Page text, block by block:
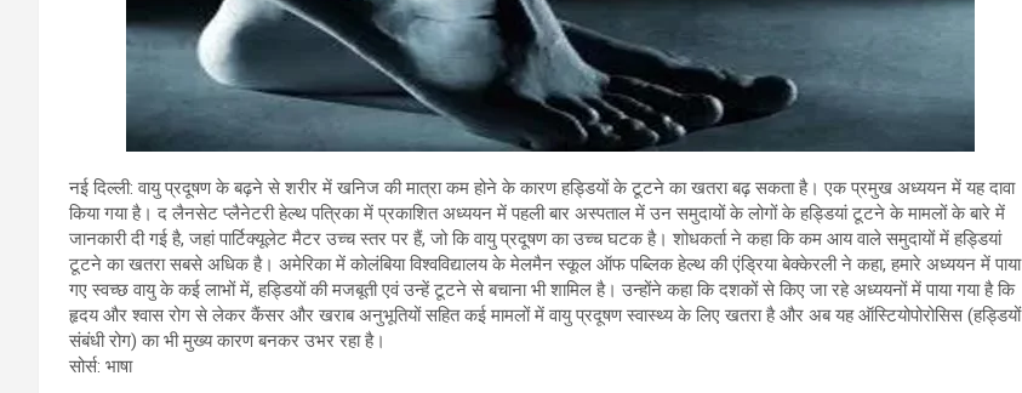
नई दिल्ली: वायु प्रदूषण के बढ़ने से शरीर में खनिज की मात्रा कम होने के कारण हड्डियों के टूटने का खतरा बढ़ सकता है। एक प्रमुख अध्ययन में यह दावा
किया गया है। द लैनसेट प्लैनेटरी हेल्थ पत्रिका में प्रकाशित अध्ययन में पहली बार अस्पताल में उन समुदायों के लोगों के हड्डियां टूटने के मामलों के बारे में
जानकारी दी गई है, जहां पार्टिक्यूलेट मैटर उच्च स्तर पर हैं, जो कि वायु प्रदूषण का उच्च घटक है। शोधकर्ता ने कहा कि कम आय वाले समुदायों में हड्डियां
टूटने का खतरा सबसे अधिक है। अमेरिका में कोलंबिया विश्वविद्यालय के मेलमैन स्कूल ऑफ पब्लिक हेल्थ की एंड्रिया बेक्केरली ने कहा, हमारे अध्ययन में पाया
गए स्वच्छ वायु के कई लाभों में, हड्डियों की मजबूती एवं उन्हें टूटने से बचाना भी शामिल है। उन्होंने कहा कि दशकों से किए जा रहे अध्ययनों में पाया गया है कि
हृदय और श्वास रोग से लेकर कैंसर और खराब अनुभूतियों सहित कई मामलों में वायु प्रदूषण स्वास्थ्य के लिए खतरा है और अब यह ऑस्टियोपोरोसिस (हड्डियों
संबंधी रोग) का भी मुख्य कारण बनकर उभर रहा है।
सोर्स: भाषा